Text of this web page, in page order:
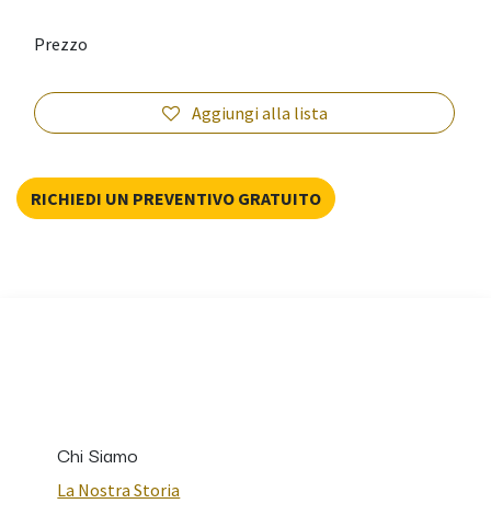
Aggiungi alla lista
Prezzo
RICHIEDI UN PREVENTIVO GRATUITO
Chi Siamo
La Nostra Storia